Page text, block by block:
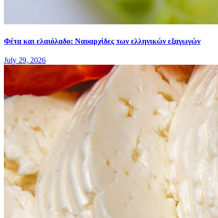
Φέτα και ελαιόλαδο: Ναυαρχίδες των ελληνικών εξαγωγών
July 29, 2026